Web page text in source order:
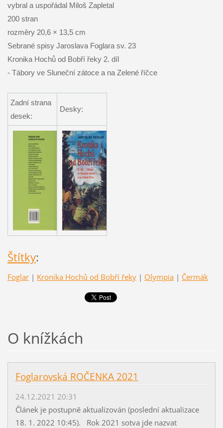
vybral a uspořádal Miloš Zapletal
200 stran
rozměry 20,6 × 13,5 cm
Sebrané spisy Jaroslava Foglara sv. 23
Kronika Hochů od Bobří řeky 2. díl
- Tábory ve Sluneční zátoce a na Zelené říčce
Zadní strana
desek:
Desky:
Štítky:
Foglar | Kronika Hochů od Bobří řeky | Olympia | Čermák
O knížkách
Foglarovská ROČENKA 2021
24.12.2021 20:31
Článek je postupně aktualizován (poslední aktualizace
18. 1. 2022 10:45). Rok 2021 sotva jde nazvat